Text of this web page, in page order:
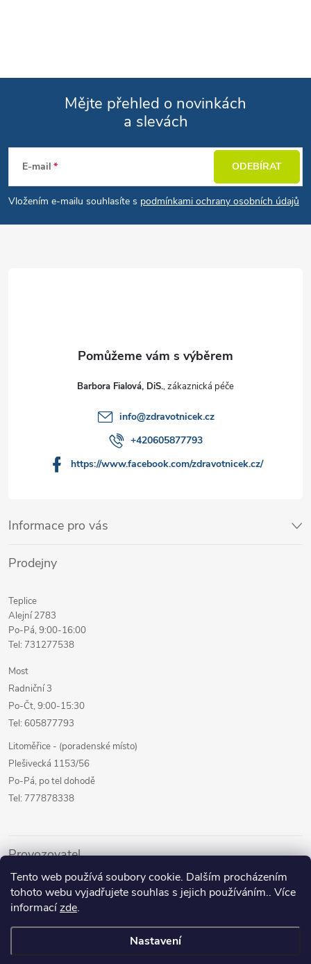
Tento web používá soubory cookie. Dalším procházením
tohoto webu vyjadřujete souhlas s jejich používáním.. Více
informacízde.
Nastavení
Mějte přehled o novinkách
a slevách
E-mail
Vložením e-mailu souhlasíte s podmínkami ochrany osobních údajů
ODEBÍRAT
Informace pro vás
Prodejny
Teplice
Alejní 2783
Po-Pá, 9:00-16:00
Tel: 731277538
Most
Radniční 3
Po-Čt, 9:00-15:30
Tel: 605877793
Litoměřice - (poradenské místo)
Plešivecká 1153/56
Po-Pá, po tel dohodě
Tel: 777878338
Provozovatel
Internetový prodej
Kamenné prodejny
Půjčovna pomůcek
Poradenství a služby
Barbora Fialová, DiS.
info@zdravotnicek.cz
+420605877793
https://www.facebook.com/zdravotnicek.cz/